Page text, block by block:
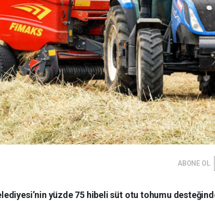
ABONE OL
yüzde 75 hibeli süt otu tohumu